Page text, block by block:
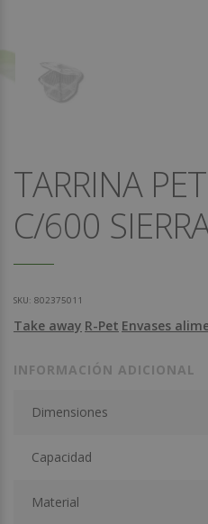
TARRINA
C/600
SKU: 802375011
Take away R-Pet Envases
INFORMACIÓN ADICIONAL
Dimensiones
Capacidad
Material